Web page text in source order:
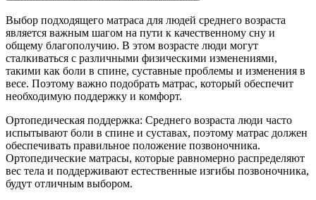
Выбор подходящего матраса для людей среднего возраста
является важным шагом на пути к качественному сну и
общему благополучию. В этом возрасте люди могут
сталкиваться с различными физическими изменениями,
такими как боли в спине, суставные проблемы и изменения в
весе. Поэтому важно подобрать матрас, который обеспечит
необходимую поддержку и комфорт.
Ортопедическая поддержка: Среднего возраста люди часто
испытывают боли в спине и суставах, поэтому матрас должен
обеспечивать правильное положение позвоночника.
Ортопедические матрасы, которые равномерно распределяют
вес тела и поддерживают естественные изгибы позвоночника,
будут отличным выбором.